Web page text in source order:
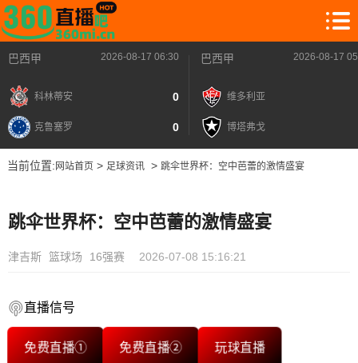
巴西甲 2026-08-17 06:30
科林蒂安 0
克鲁塞罗 0
巴西甲 2026-08-17
维多利亚
博塔弗戈
当前位置: 网站首页> 足球资讯> 跳伞世界杯：空中芭蕾的激情盛宴
跳伞世界杯：空中芭蕾的激情盛宴
津吉斯 篮球场 16强赛 2026-07-08 15:16:21
直播信号
免费直播① 免费直播② 玩球直播